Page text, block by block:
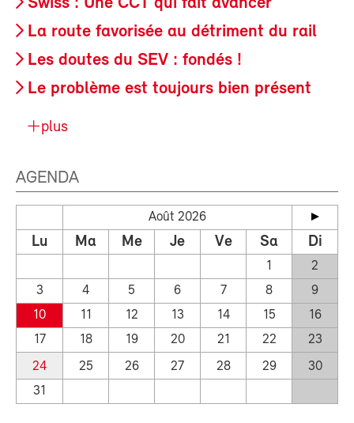
La route favorisée au détriment du rail
Les doutes du SEV : fondés !
Le problème est toujours bien présent
plus
AGENDA
Août 2026
Lu Ma Me Je Ve Sa Di
1
2
3
4 5 6 7 8
9
10
11 12 13 14 15
16
17
18 19 20 21 22
23
24
25 26 27 28 29
30
31